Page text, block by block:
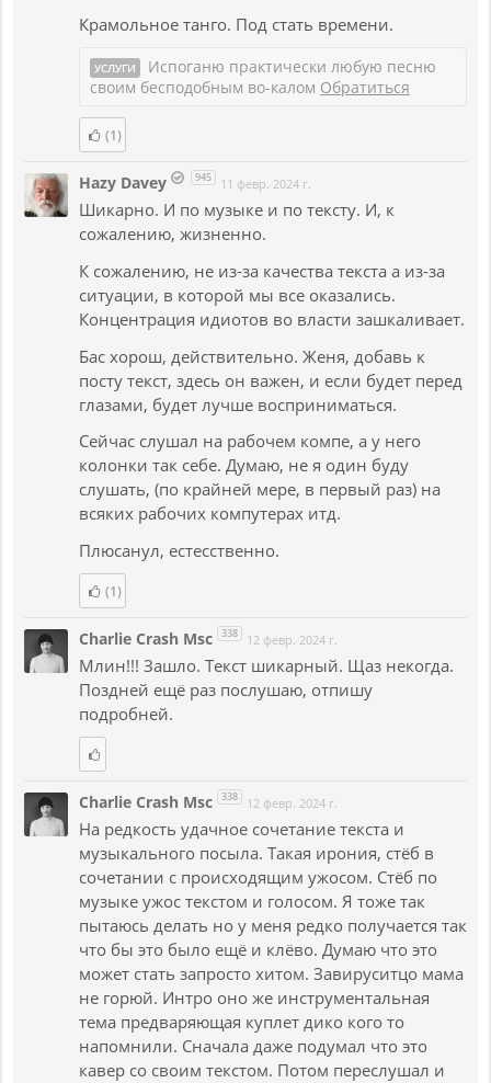
Крамольное танго. Под стать времени.
УСЛУГИ
Испоганю практически любую песню
своим бесподобным во-калом Обратиться
(1)
Hazy Davey 945 11 февр. 2024 г.
Шикарно. И по музыке и по тексту. И, к
сожалению, жизненно.
К сожалению, не из-за качества текста а из-за
ситуации, в которой мы все оказались.
Концентрация идиотов во власти зашкаливает.
Бас хорош, действительно. Женя, добавь к
посту текст, здесь он важен, и если будет перед
глазами, будет лучше восприниматься.
Сейчас слушал на рабочем компе, а у него
колонки так себе. Думаю, не я один буду
слушать, (по крайней мере, в первый раз) на
всяких рабочих компутерах итд.
Плюсанул, естесственно.
(1)
Charlie Crash Msc 338 12 февр. 2024 г.
Млин!!! Зашло. Текст шикарный. Щаз некогда.
Поздней ещё раз послушаю, отпишу
подробней.
Charlie Crash Msc 338 12 февр. 2024 г.
На редкость удачное сочетание текста и
музыкального посыла. Такая ирония, стёб в
сочетании с происходящим ужосом. Стёб по
музыке ужос текстом и голосом. Я тоже так
пытаюсь делать но у меня редко получается так
что бы это было ещё и клёво. Думаю что это
может стать запросто хитом. Завируситцо мама
не горюй. Интро оно же инструментальная
тема предваряющая куплет дико кого то
напомнили. Сначала даже подумал что это
кавер со своим текстом. Потом переслушал и